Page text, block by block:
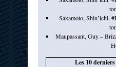
Sakamoto, Shin’ichi.
Maupassant, Guy –
Les 10